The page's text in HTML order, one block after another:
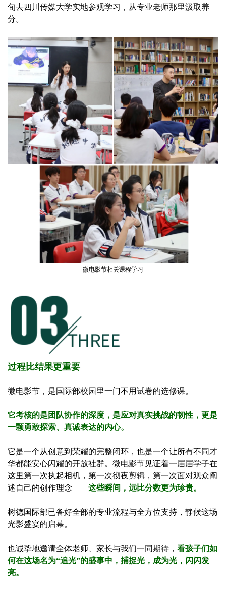
旬去四川传媒大学实地参观学习，从专业老师那里汲取养
分。
微电影节相关课程学习
过程比结果更重要
微电影节，是国际部校园里一门不用试卷的选修课。
它考核的是团队协作的深度，是应对真实挑战的韧性，更是
一颗勇敢探索、真诚表达的内心。
它是一个从创意到荣耀的完整闭环，也是一个让所有不同才
华都能安心闪耀的开放社群。微电影节见证着一届届学子在
这里第一次执起相机，第一次彻夜剪辑，第一次面对观众阐
述自己的创作理念——这些瞬间，远比分数更为珍贵。
树德国际部已备好全部的专业流程与全方位支持，静候这场
光影盛宴的启幕。
也诚挚地邀请全体老师、家长与我们一同期待， 看孩子们如
何在这场名为“追光”的盛事中，捕捉光，成为光，闪闪发
亮。